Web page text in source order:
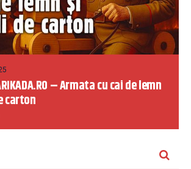
– Armata cu cai de lemn
carton